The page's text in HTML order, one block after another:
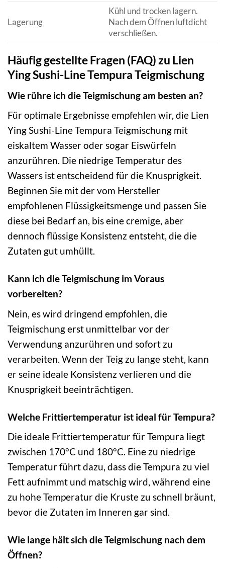
Lagerung
Kühl und trocken lagern.
Nach dem Öffnen luftdicht
verschließen.
Häufig gestellte Fragen (FAQ) zu Lien
Ying Sushi-Line Tempura Teigmischung
Wie rühre ich die Teigmischung am besten an?
Für optimale Ergebnisse empfehlen wir, die Lien
Ying Sushi-Line Tempura Teigmischung mit
eiskaltem Wasser oder sogar Eiswürfeln
anzurühren. Die niedrige Temperatur des
Wassers ist entscheidend für die Knusprigkeit.
Beginnen Sie mit der vom Hersteller
empfohlenen Flüssigkeitsmenge und passen Sie
diese bei Bedarf an, bis eine cremige, aber
dennoch flüssige Konsistenz entsteht, die die
Zutaten gut umhüllt.
Kann ich die Teigmischung im Voraus
vorbereiten?
Nein, es wird dringend empfohlen, die
Teigmischung erst unmittelbar vor der
Verwendung anzurühren und sofort zu
verarbeiten. Wenn der Teig zu lange steht, kann
er seine ideale Konsistenz verlieren und die
Knusprigkeit beeinträchtigen.
Welche Frittiertemperatur ist ideal für Tempura?
Die ideale Frittiertemperatur für Tempura liegt
zwischen 170°C und 180°C. Eine zu niedrige
Temperatur führt dazu, dass die Tempura zu viel
Fett aufnimmt und matschig wird, während eine
zu hohe Temperatur die Kruste zu schnell bräunt,
bevor die Zutaten im Inneren gar sind.
Wie lange hält sich die Teigmischung nach dem
Öffnen?